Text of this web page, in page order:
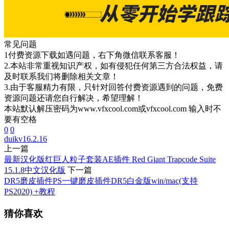
常见问题
1付费资源下载如遇问题，右下角微信联系客服！
2.本站非常重视知识产权，如有侵犯任何第三方合法权益，请
及时联系我们将删除相关文章！
3.由于客服精力有限，只针对回答付费资源遇到的问题，免费
资源问题还请您自行解决，希望理解！
本站默认解压密码为www.vfxcool.com或vfxcool.com 输入时不
要有空格
0 0
duikv16.2.16
上一篇
最新汉化版红巨人粒子套装AE插件 Red Giant Trapcode Suite
15.1.8中文汉化版 下一篇
DR5磨皮插件PS一键磨皮插件DR5白金版win/mac(支持
PS2020) +教程
猜你喜欢